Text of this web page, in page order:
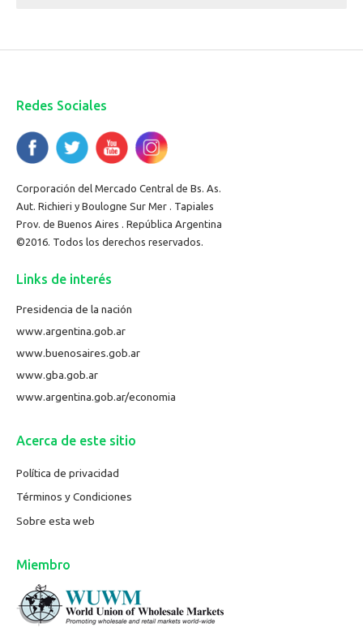
Redes Sociales
Corporación del Mercado Central de Bs. As.
Aut. Richieri y Boulogne Sur Mer . Tapiales
Prov. de Buenos Aires . República Argentina
©2016. Todos los derechos reservados.
Links de interés
Presidencia de la nación
www.argentina.gob.ar
www.buenosaires.gob.ar
www.gba.gob.ar
www.argentina.gob.ar/economia
Acerca de este sitio
Política de privacidad
Términos y Condiciones
Sobre esta web
Miembro